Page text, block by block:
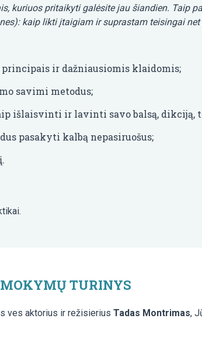
kuriuos pritaikyti galėsite jau šiandien. Taip
kaip likti įtaigiam ir suprastam teisingai net
ir dažniausiomis klaidomis;
savimi metodus;
išlaisvinti ir lavinti savo balsą, dikciją,
pasakyti kalbą nepasiruošus;
MOKYMŲ TURINYS
ves aktorius ir režisierius Tadas Montrimas,